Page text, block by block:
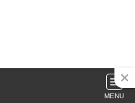
MENU